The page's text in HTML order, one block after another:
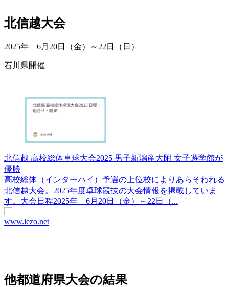
北信越大会
2025年 6月20日（金）～22日（日）
石川県開催
北信越 高校総体卓球大会2025 男子新潟産大附 女子遊学館が
優勝
高校総体（インターハイ）予選の上位校によりあらそわれる
北信越大会。2025年度卓球競技の大会情報を掲載していま
す。大会日程2025年 6月20日（金）～22日（...
www.iezo.net
他都道府県大会の結果